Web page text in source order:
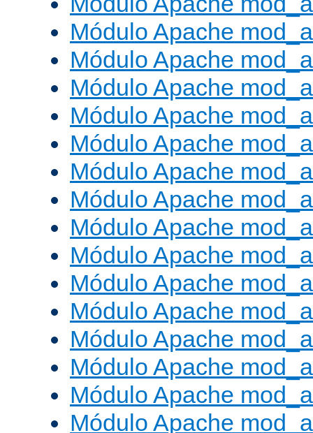
Módulo Apache
Módulo Apache
Módulo Apache
Módulo Apache
Módulo Apache
Módulo Apache
Módulo Apache
Módulo Apache
Módulo Apache
Módulo Apache
Módulo Apache
Módulo Apache
Módulo Apache
Módulo Apache
Módulo Apache